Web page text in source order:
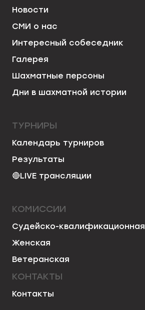
Новости
СМИ о нас
Интересный собеседник
Галерея
Шахматные персоны
Дни в шахматной истории
ТУРНИРЫ
Календарь турниров
Результаты
🔴LIVE трансляции
КОМИССИИ
Судейско-квалификационная
Женская
Ветеранская
КОНТАКТЫ
Контакты